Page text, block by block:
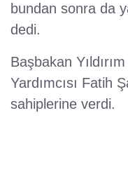
bundan sonra da
dedi.
Başbakan
Yardımcısı Fatih
sahiplerine verdi.